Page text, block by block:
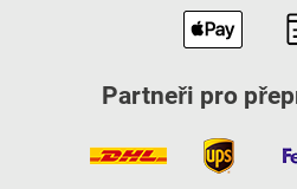
Partneři pro